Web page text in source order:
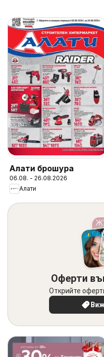
Алати брошура
06.08. - 26.08.2026
Алати
Оферти
Открийте